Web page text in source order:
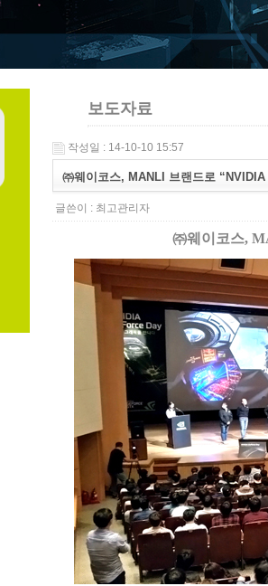
보도자료
작성일 : 14-10-10 15:57
㈜웨이코스, MANLI 브랜드로
글쓴이 : 최고관리자
㈜웨이코스,